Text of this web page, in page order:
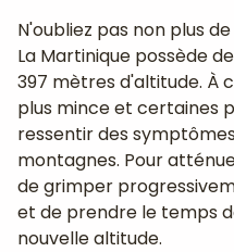
N'oubliez pas non plus
La Martinique possède
397 mètres d'altitude. À
plus mince et certaines
ressentir des
montagnes. Pour
de grimper
et de prendre le temps
nouvelle altitude.